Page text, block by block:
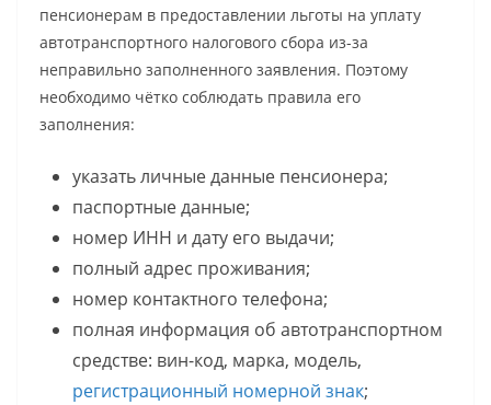
пенсионерам в предоставлении льготы на уплату
автотранспортного налогового сбора из-за
неправильно заполненного заявления. Поэтому
необходимо чётко соблюдать правила его
заполнения:
указать личные данные пенсионера;
паспортные данные;
номер ИНН и дату его выдачи;
полный адрес проживания;
номер контактного телефона;
полная информация об автотранспортном
средстве: вин-код, марка, модель,
регистрационный номерной знак;